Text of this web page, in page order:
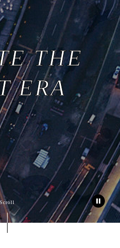
THE
ERA
Scroll